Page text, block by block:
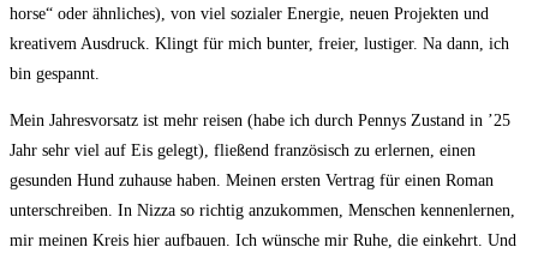
horse“ oder ähnliches), von viel sozialer Energie, neuen Projekten und
kreativem Ausdruck. Klingt für mich bunter, freier, lustiger. Na dann, ich
bin gespannt.
Mein Jahresvorsatz ist mehr reisen (habe ich durch Pennys Zustand in ’25
Jahr sehr viel auf Eis gelegt), fließend französisch zu erlernen, einen
gesunden Hund zuhause haben. Meinen ersten Vertrag für einen Roman
unterschreiben. In Nizza so richtig anzukommen, Menschen kennenlernen,
mir meinen Kreis hier aufbauen. Ich wünsche mir Ruhe, die einkehrt. Und